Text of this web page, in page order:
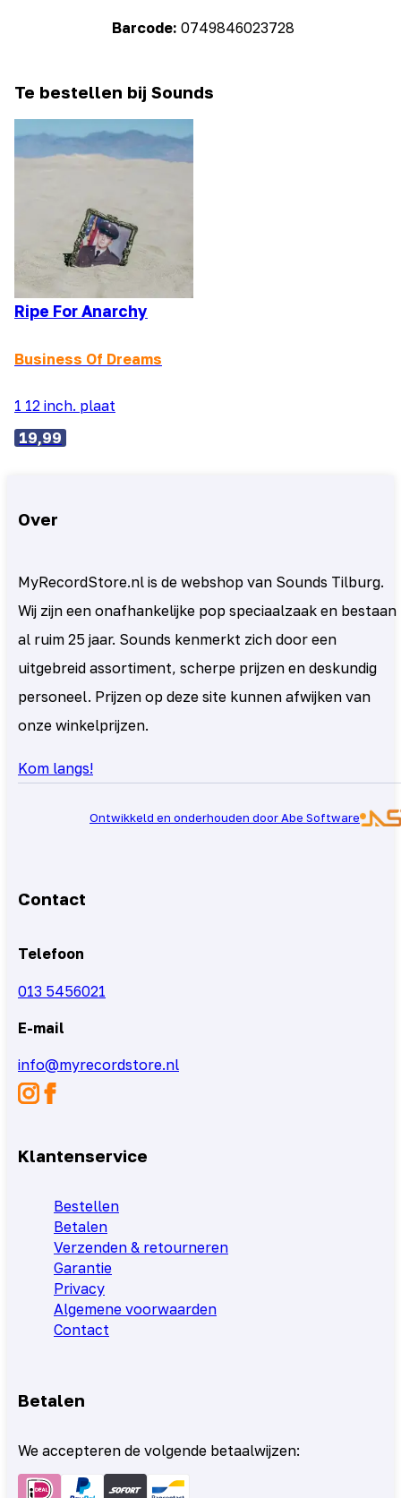
Barcode: 0749846023728
Te bestellen bij Sounds
Ripe For Anarchy
Business Of Dreams
1 12 inch. plaat
19,99
Over
MyRecordStore.nl is de webshop van Sounds Tilburg.
Wij zijn een onafhankelijke pop speciaalzaak en bestaan
al ruim 25 jaar. Sounds kenmerkt zich door een
uitgebreid assortiment, scherpe prijzen en deskundig
personeel. Prijzen op deze site kunnen afwijken van
onze winkelprijzen.
Kom langs!
Ontwikkeld en onderhouden door Abe Software
Contact
Telefoon
013 5456021
E-mail
info@myrecordstore.nl
Klantenservice
Bestellen
Betalen
Verzenden & retourneren
Garantie
Privacy
Algemene voorwaarden
Contact
Betalen
We accepteren de volgende betaalwijzen: